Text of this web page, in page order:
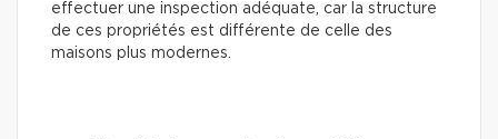
effectuer une inspection adéquate, car la structure
de ces propriétés est différente de celle des
maisons plus modernes.